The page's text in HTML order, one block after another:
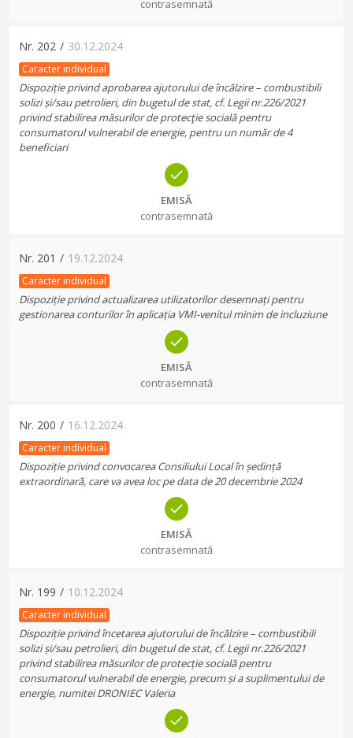
contrasemnată
Nr. 202 / 30.12.2024
Caracter individual
Dispoziție privind aprobarea ajutorului de încălzire – combustibili
solizi și/sau petrolieri, din bugetul de stat, cf. Legii nr.226/2021
privind stabilirea măsurilor de protecţie socială pentru
consumatorul vulnerabil de energie, pentru un număr de 4
beneficiari
EMISĂ
contrasemnată
Nr. 201 / 19.12.2024
Caracter individual
Dispoziție privind actualizarea utilizatorilor desemnați pentru
gestionarea conturilor în aplicația VMI-venitul minim de incluziune
EMISĂ
contrasemnată
Nr. 200 / 16.12.2024
Caracter individual
Dispoziție privind convocarea Consiliului Local în ședință
extraordinară, care va avea loc pe data de 20 decembrie 2024
EMISĂ
contrasemnată
Nr. 199 / 10.12.2024
Caracter individual
Dispoziție privind încetarea ajutorului de încălzire – combustibili
solizi și/sau petrolieri, din bugetul de stat, cf. Legii nr.226/2021
privind stabilirea măsurilor de protecție socială pentru
consumatorul vulnerabil de energie, precum și a suplimentului de
energie, numitei DRONIEC Valeria